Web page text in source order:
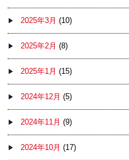
2025年3月 (10)
2025年2月 (8)
2025年1月 (15)
2024年12月 (5)
2024年11月 (9)
2024年10月 (17)